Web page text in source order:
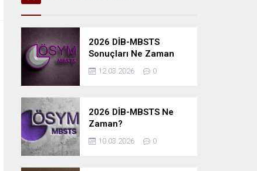
2026 DİB-MBSTS
Sonuçları Ne Zaman
Açıklanacak?
12.03.2026 0
2026 DİB-MBSTS Ne
Zaman?
10.03.2026 0